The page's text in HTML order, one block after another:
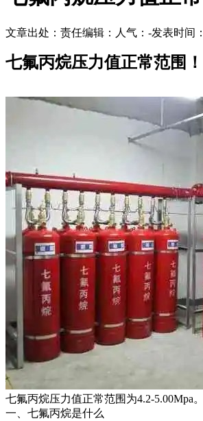
文章出处： 责任编辑： 人气： -发表时间
七氟丙烷压力值正常范围！
七氟丙烷压力值正常范围为4.2-5.00Mpa。
一、七氟丙烷是什么